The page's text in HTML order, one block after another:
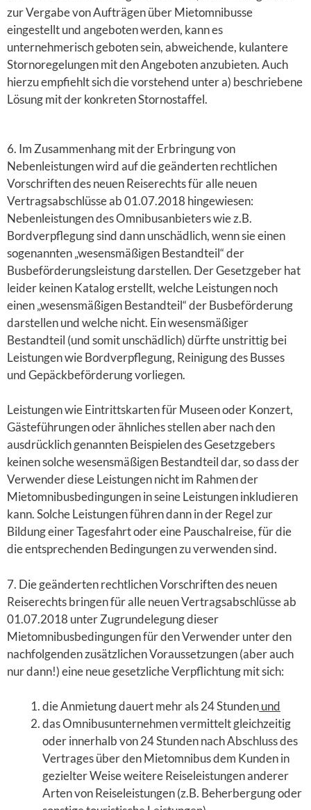
zur Vergabe von Aufträgen über Mietomnibusse
eingestellt und angeboten werden, kann es
unternehmerisch geboten sein, abweichende, kulantere
Stornoregelungen mit den Angeboten anzubieten. Auch
hierzu empfiehlt sich die vorstehend unter a) beschriebene
Lösung mit der konkreten Stornostaffel.
6. Im Zusammenhang mit der Erbringung von
Nebenleistungen wird auf die geänderten rechtlichen
Vorschriften des neuen Reiserechts für alle neuen
Vertragsabschlüsse ab 01.07.2018 hingewiesen:
Nebenleistungen des Omnibusanbieters wie z.B.
Bordverpflegung sind dann unschädlich, wenn sie einen
sogenannten „wesensmäßigen Bestandteil“ der
Busbeförderungsleistung darstellen. Der Gesetzgeber hat
leider keinen Katalog erstellt, welche Leistungen noch
einen „wesensmäßigen Bestandteil“ der Busbeförderung
darstellen und welche nicht. Ein wesensmäßiger
Bestandteil (und somit unschädlich) dürfte unstrittig bei
Leistungen wie Bordverpflegung, Reinigung des Busses
und Gepäckbeförderung vorliegen.
Leistungen wie Eintrittskarten für Museen oder Konzert,
Gästeführungen oder ähnliches stellen aber nach den
ausdrücklich genannten Beispielen des Gesetzgebers
keinen solche wesensmäßigen Bestandteil dar, so dass der
Verwender diese Leistungen nicht im Rahmen der
Mietomnibusbedingungen in seine Leistungen inkludieren
kann. Solche Leistungen führen dann in der Regel zur
Bildung einer Tagesfahrt oder eine Pauschalreise, für die
die entsprechenden Bedingungen zu verwenden sind.
7. Die geänderten rechtlichen Vorschriften des neuen
Reiserechts bringen für alle neuen Vertragsabschlüsse ab
01.07.2018 unter Zugrundelegung dieser
Mietomnibusbedingungen für den Verwender unter den
nachfolgenden zusätzlichen Voraussetzungen (aber auch
nur dann!) eine neue gesetzliche Verpflichtung mit sich:
die Anmietung dauert mehr als 24 Stundenund
das Omnibusunternehmen vermittelt gleichzeitig
oder innerhalb von 24 Stunden nach Abschluss des
Vertrages über den Mietomnibus dem Kunden in
gezielter Weise weitere Reiseleistungen anderer
Arten von Reiseleistungen (z.B. Beherbergung oder